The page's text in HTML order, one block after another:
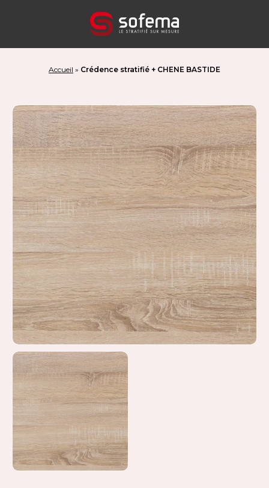
Accueil » Crédence stratifié + CHENE BASTIDE